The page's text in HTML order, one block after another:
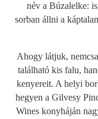
név a Búzalelke:
sorban állni a
Ahogy látjuk,
található kis falu,
kenyereit. A helyi
hegyen a Gilvesy
Wines konyháján